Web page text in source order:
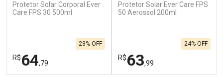
Protetor Solar Corporal Ever
Care FPS 30 500ml
R$64,79
23% OFF
Protetor Solar Ever Care FPS
50 Aerossol 200ml
R$63,99
24% OFF